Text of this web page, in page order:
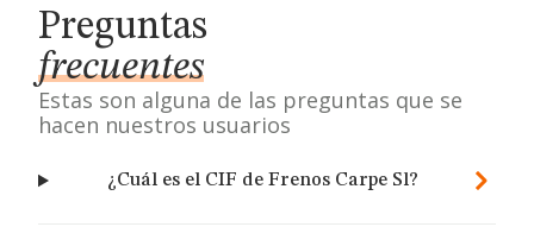
Preguntas
frecuentes
Estas son alguna de las preguntas que se
hacen nuestros usuarios
¿Cuál es el CIF de Frenos Carpe Sl?